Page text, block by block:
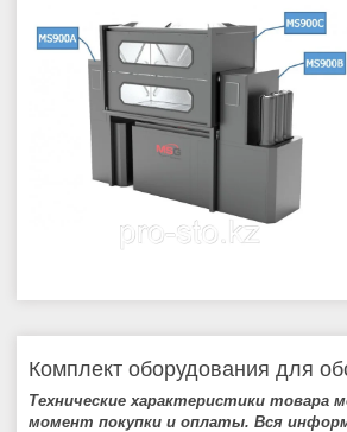
Комплект оборудования для
Технические характеристики
момент покупки и оплаты. Вся